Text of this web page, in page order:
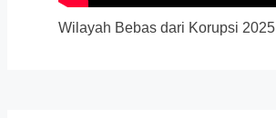
Wilayah Bebas dari Korupsi 2025